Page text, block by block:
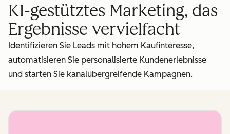
KI-gestütztes Marketing, das
Ergebnisse vervielfacht
Identifizieren Sie Leads mit hohem Kaufinteresse,
automatisieren Sie personalisierte Kundenerlebnisse
und starten Sie kanalübergreifende Kampagnen.